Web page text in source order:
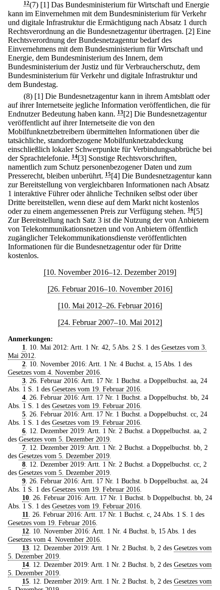
12(7) [1] Das Bundesministerium für Wirtschaft und Energie
kann im Einvernehmen mit dem Bundesministerium für Verkehr
und digitale Infrastruktur die Ermächtigung nach Absatz 1 durch
Rechtsverordnung an die Bundesnetzagentur übertragen. [2] Eine
Rechtsverordnung der Bundesnetzagentur bedarf des
Einvernehmens mit dem Bundesministerium für Wirtschaft und
Energie, dem Bundesministerium des Innern, dem
Bundesministerium der Justiz und für Verbraucherschutz, dem
Bundesministerium für Verkehr und digitale Infrastruktur und
dem Bundestag.
(8) [1] Die Bundesnetzagentur kann in ihrem Amtsblatt oder
auf ihrer Internetseite jegliche Information veröffentlichen, die für
Endnutzer Bedeutung haben kann. 13[2] Die Bundesnetzagentur
veröffentlicht auf ihrer Internetseite die von den
Mobilfunknetzbetreibern übermittelten Informationen über die
tatsächliche, standortbezogene Mobilfunknetzabdeckung
einschließlich lokaler Schwerpunkte für Verbindungsabbrüche bei
der Sprachtelefonie. 14[3] Sonstige Rechtsvorschriften,
namentlich zum Schutz personenbezogener Daten und zum
Presserecht, bleiben unberührt. 15[4] Die Bundesnetzagentur kann
zur Bereitstellung von vergleichbaren Informationen nach Absatz
1 interaktive Führer oder ähnliche Techniken selbst oder über
Dritte bereitstellen, wenn diese auf dem Markt nicht kostenlos
oder zu einem angemessenen Preis zur Verfügung stehen. 16[5]
Zur Bereitstellung nach Satz 3 ist die Nutzung der von Anbietern
von Telekommunikationsnetzen und von Anbietern öffentlich
zugänglicher Telekommunikationsdienste veröffentlichten
Informationen für die Bundesnetzagentur oder für Dritte
kostenlos.
[10. November 2016–12. Dezember 2019]
[26. Februar 2016–10. November 2016]
[10. Mai 2012–26. Februar 2016]
[24. Februar 2007–10. Mai 2012]
Anmerkungen:
1
. 10. Mai 2012: Artt. 1 Nr. 42, 5 Abs. 2 S. 1 des Gesetzes vom 3.
Mai 2012
2. 10. November 2016: Artt. 1 Nr. 4 Buchst. a, 15 Abs. 1 des
Gesetzes vom 4. November 2016
3. 26. Februar 2016: Artt. 17 Nr. 1 Buchst. a Doppelbuchst. aa, 24
Abs. 1 S. 1 des Gesetzes vom 19. Februar 2016
4. 26. Februar 2016: Artt. 17 Nr. 1 Buchst. a Doppelbuchst. bb, 24
Abs. 1 S. 1 des Gesetzes vom 19. Februar 2016
5. 26. Februar 2016: Artt. 17 Nr. 1 Buchst. a Doppelbuchst. cc, 24
Abs. 1 S. 1 des Gesetzes vom 19. Februar 2016
6. 12. Dezember 2019: Artt. 1 Nr. 2 Buchst. a Doppelbuchst. aa, 2
des Gesetzes vom 5. Dezember 2019
7. 12. Dezember 2019: Artt. 1 Nr. 2 Buchst. a Doppelbuchst. bb, 2
des Gesetzes vom 5. Dezember 2019
8. 12. Dezember 2019: Artt. 1 Nr. 2 Buchst. a Doppelbuchst. cc, 2
des Gesetzes vom 5. Dezember 2019
9. 26. Februar 2016: Artt. 17 Nr. 1 Buchst. b Doppelbuchst. aa, 24
Abs. 1 S. 1 des Gesetzes vom 19. Februar 2016
10. 26. Februar 2016: Artt. 17 Nr. 1 Buchst. b Doppelbuchst. bb, 24
Abs. 1 S. 1 des Gesetzes vom 19. Februar 2016
11
. 26. Februar 2016: Artt. 17 Nr. 1 Buchst. c, 24 Abs. 1 S. 1 des
Gesetzes vom 19. Februar 2016
12. 10. November 2016: Artt. 1 Nr. 4 Buchst. b, 15 Abs. 1 des
Gesetzes vom 4. November 2016
13. 12. Dezember 2019: Artt. 1 Nr. 2 Buchst. b, 2 des Gesetzes vom
5. Dezember 2019
14. 12. Dezember 2019: Artt. 1 Nr. 2 Buchst. b, 2 des Gesetzes vom
5. Dezember 2019
15. 12. Dezember 2019: Artt. 1 Nr. 2 Buchst. b, 2 des Gesetzes vom